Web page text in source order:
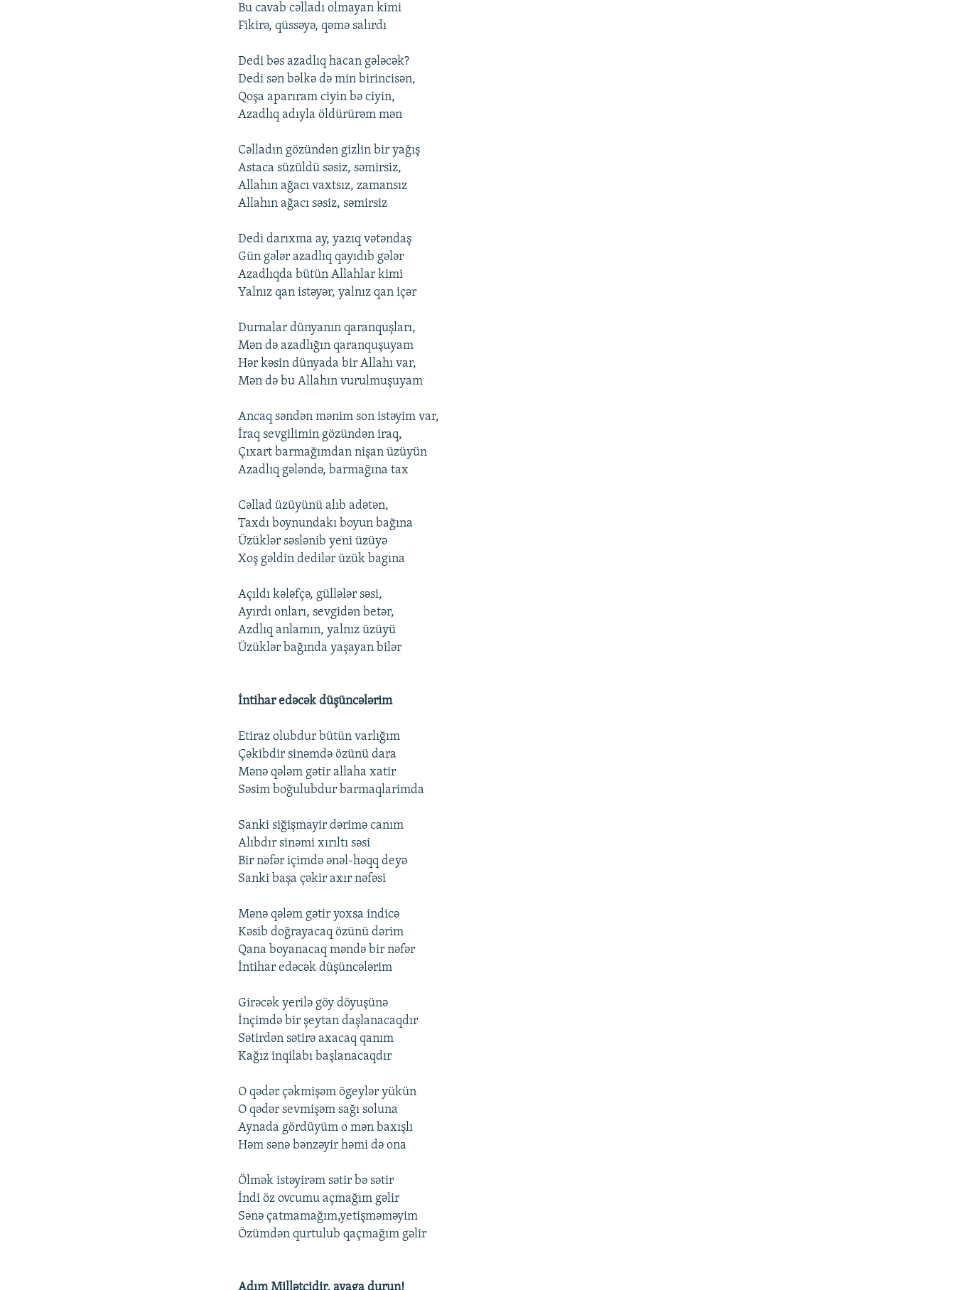
Bu cavab cəlladı olmayan kimi
Fikirə, qüssəyə, qəmə salırdı
Dedi bəs azadlıq hacan gələcək?
Dedi sən bəlkə də min birincisən,
Qoşa aparıram ciyin bə ciyin,
Azadlıq adıyla öldürürəm mən
Cəlladın gözündən gizlin bir yağış
Astaca süzüldü səsiz, səmirsiz,
Allahın ağacı vaxtsız, zamansız
Allahın ağacı səsiz, səmirsiz
Dedi darıxma ay, yazıq vətəndaş
Gün gələr azadlıq qayıdıb gələr
Azadlıqda bütün Allahlar kimi
Yalnız qan istəyər, yalnız qan içər
Durnalar dünyanın qaranquşları,
Mən də azadlığın qaranquşuyam
Hər kəsin dünyada bir Allahı var,
Mən də bu Allahın vurulmuşuyam
Ancaq səndən mənim son istəyim var,
İraq sevgilimin gözündən iraq,
Çıxart barmağımdan nişan üzüyün
Azadlıq gələndə, barmağına tax
Cəllad üzüyünü alıb adətən,
Taxdı boynundakı boyun bağına
Üzüklər səslənib yeni üzüyə
Xoş gəldin dedilər üzük bagına
Açıldı kələfçə, güllələr səsi,
Ayırdı onları, sevgidən betər,
Azdlıq anlamın, yalnız üzüyü
Üzüklər bağında yaşayan bilər
İntihar edəcək düşüncələrim
Etiraz olubdur bütün varlığım
Çəkibdir sinəmdə özünü dara
Mənə qələm gətir allaha xatir
Səsim boğulubdur barmaqlarimda
Sanki siğişmayir dərimə canım
Alıbdır sinəmi xırıltı səsi
Bir nəfər içimdə ənəl-həqq deyə
Sanki başa çəkir axır nəfəsi
Mənə qələm gətir yoxsa indicə
Kəsib doğrayacaq özünü dərim
Qana boyanacaq məndə bir nəfər
İntihar edəcək düşüncələrim
Girəcək yerilə göy döyuşünə
İnçimdə bir şeytan daşlanacaqdır
Sətirdən sətirə axacaq qanım
Kağız inqilabı başlanacaqdır
O qədər çəkmişəm ögeylər yükün
O qədər sevmişəm sağı soluna
Aynada gördüyüm o mən baxışlı
Həm sənə bənzəyir həmi də ona
Ölmək istəyirəm sətir bə sətir
İndi öz ovcumu açmağım gəlir
Sənə çatmamağım,yetişməməyim
Özümdən qurtulub qaçmağım gəlir